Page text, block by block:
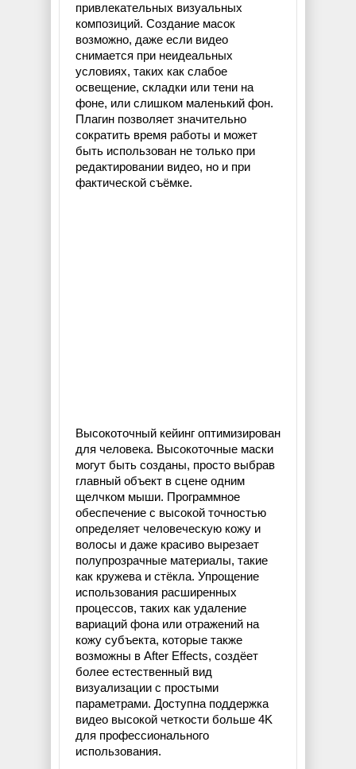
привлекательных визуальных
композиций. Создание масок
возможно, даже если видео
снимается при неидеальных
условиях, таких как слабое
освещение, складки или тени на
фоне, или слишком маленький фон.
Плагин позволяет значительно
сократить время работы и может
быть использован не только при
редактировании видео, но и при
фактической съёмке.
Высокоточный кейинг оптимизирован
для человека. Высокоточные маски
могут быть созданы, просто выбрав
главный объект в сцене одним
щелчком мыши. Программное
обеспечение с высокой точностью
определяет человеческую кожу и
волосы и даже красиво вырезает
полупрозрачные материалы, такие
как кружева и стёкла. Упрощение
использования расширенных
процессов, таких как удаление
вариаций фона или отражений на
кожу субъекта, которые также
возможны в After Effects, создёет
более естественный вид
визуализации с простыми
параметрами. Доступна поддержка
видео высокой четкости больше 4K
для профессионального
использования.